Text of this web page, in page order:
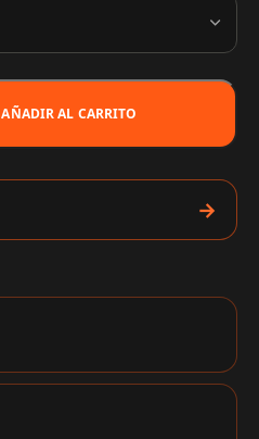
AÑADIR AL CARRITO